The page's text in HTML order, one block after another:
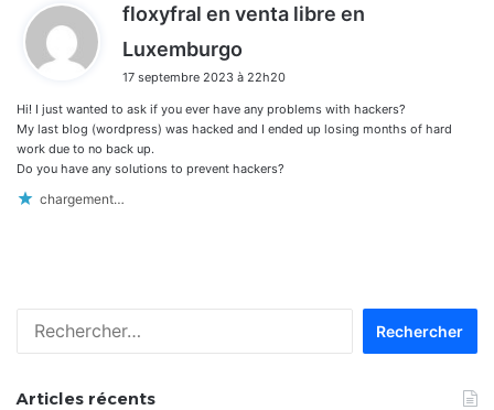
floxyfral en venta libre en
Luxemburgo
t
:
17 septembre 2023 à 22h20
Hi! I just wanted to ask if you ever have any problems with hackers?
My last blog (wordpress) was hacked and I ended up losing months of hard
work due to no back up.
Do you have any solutions to prevent hackers?
chargement…
Articles récents